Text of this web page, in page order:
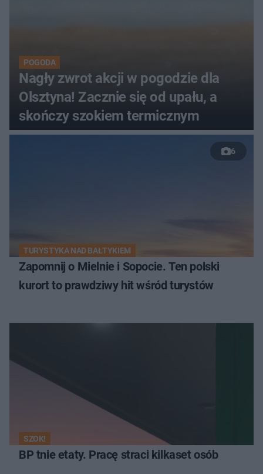
POGODA
Nagły zwrot akcji w pogodzie dla
Olsztyna! Zacznie się od upału, a
skończy szokiem termicznym
6
TURYSTYKA NAD BAŁTYKIEM
Zapomnij o Mielnie i Sopocie. Ten polski
kurort to prawdziwy hit wśród turystów
SZOK!
BP tnie etaty. Pracę straci kilkaset osób